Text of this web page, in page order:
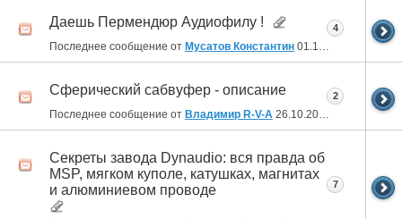
Даешь Пермендюр Аудиофилу !
Последнее сообщение от Мусатов Константин 01.12.2020 20:24
4
Сферический сабвуфер - описание
Последнее сообщение от Владимир R-V-A 26.10.2020
2
Секреты завода Dynaudio: вся правда об
MSP, мягком куполе, катушках, магнитах
и алюминиевом проводе
7